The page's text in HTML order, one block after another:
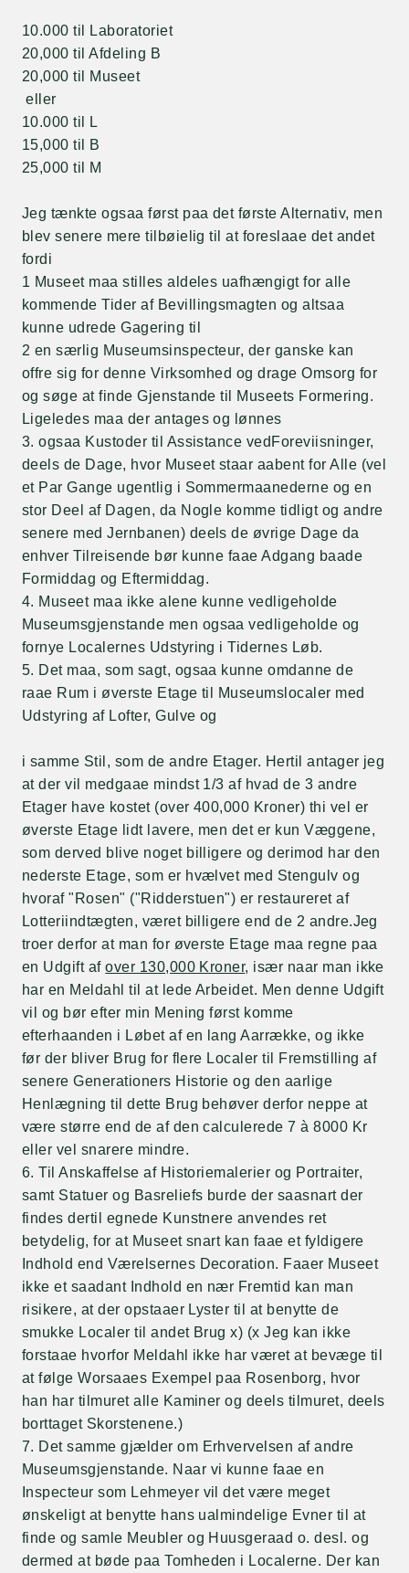
10.000 til Laboratoriet
20,000 til Afdeling B
20,000 til Museet
eller
10.000 til L
15,000 til B
25,000 til M
Jeg tænkte ogsaa først paa det første Alternativ, men
blev senere mere tilbøielig til at foreslaae det andet
fordi
1 Museet maa stilles aldeles uafhængigt for alle
kommende Tider af Bevillingsmagten og altsaa
kunne udrede Gagering til
2 en særlig Museumsinspecteur, der ganske kan
offre sig for denne Virksomhed og drage Omsorg for
og søge at finde Gjenstande til Museets Formering.
Ligeledes maa der antages og lønnes
3. ogsaa Kustoder til Assistance vedForeviisninger,
deels de Dage, hvor Museet staar aabent for Alle (vel
et Par Gange ugentlig i Sommermaanederne og en
stor Deel af Dagen, da Nogle komme tidligt og andre
senere med Jernbanen) deels de øvrige Dage da
enhver Tilreisende bør kunne faae Adgang baade
Formiddag og Eftermiddag.
4. Museet maa ikke alene kunne vedligeholde
Museumsgjenstande men ogsaa vedligeholde og
fornye Localernes Udstyring i Tidernes Løb.
5. Det maa, som sagt, ogsaa kunne omdanne de
raae Rum i øverste Etage til Museumslocaler med
Udstyring af Lofter, Gulve og
i samme Stil, som de andre Etager. Hertil antager jeg
at der vil medgaae mindst 1/3 af hvad de 3 andre
Etager have kostet (over 400,000 Kroner) thi vel er
øverste Etage lidt lavere, men det er kun Væggene,
som derved blive noget billigere og derimod har den
nederste Etage, som er hvælvet med Stengulv og
hvoraf "Rosen" ("Ridderstuen") er restaureret af
Lotteriindtægten, været billigere end de 2 andre.Jeg
troer derfor at man for øverste Etage maa regne paa
en Udgift afover 130,000 Kroner, især naar man ikke
har en Meldahl til at lede Arbeidet. Men denne Udgift
vil og bør efter min Mening først komme
efterhaanden i Løbet af en lang Aarrække, og ikke
før der bliver Brug for flere Localer til Fremstilling af
senere Generationers Historie og den aarlige
Henlægning til dette Brug behøver derfor neppe at
være større end de af den calculerede 7 à 8000 Kr
eller vel snarere mindre.
6. Til Anskaffelse af Historiemalerier og Portraiter,
samt Statuer og Basreliefs burde der saasnart der
findes dertil egnede Kunstnere anvendes ret
betydelig, for at Museet snart kan faae et fyldigere
Indhold end Værelsernes Decoration. Faaer Museet
ikke et saadant Indhold en nær Fremtid kan man
risikere, at der opstaaer Lyster til at benytte de
smukke Localer til andet Brug x) (x Jeg kan ikke
forstaae hvorfor Meldahl ikke har været at bevæge til
at følge Worsaaes Exempel paa Rosenborg, hvor
han har tilmuret alle Kaminer og deels tilmuret, deels
borttaget Skorstenene.)
7. Det samme gjælder om Erhvervelsen af andre
Museumsgjenstande. Naar vi kunne faae en
Inspecteur som Lehmeyer vil det være meget
ønskeligt at benytte hans ualmindelige Evner til at
finde og samle Meubler og Huusgeraad o. desl. og
dermed at bøde paa Tomheden i Localerne. Der kan